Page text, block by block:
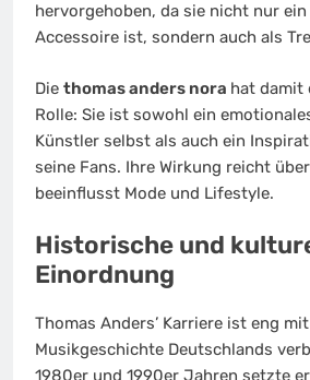
hervorgehoben, da sie nicht nur
Accessoire ist, sondern auch als
Die thomas anders nora hat damit
Rolle: Sie ist sowohl ein
Künstler selbst als auch ein
seine Fans. Ihre Wirkung reicht
beeinflusst Mode und Lifestyle.
Historische und
Einordnung
Thomas Anders’ Karriere ist eng
Musikgeschichte Deutschlands
1980er und 1990er Jahren setzte